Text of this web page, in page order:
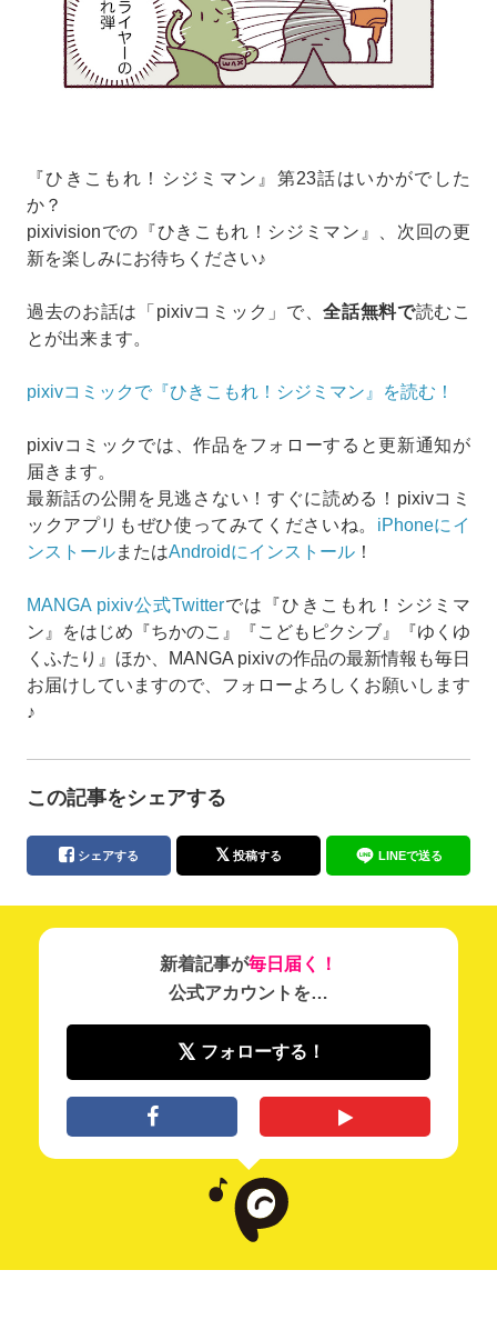
『ひきこもれ！シジミマン』第23話はいかがでした
か？
pixivisionでの『ひきこもれ！シジミマン』、次回の更
新を楽しみにお待ちください♪
過去のお話は「pixivコミック」で、全話無料で読むこ
とが出来ます。
pixivコミックで『ひきこもれ！シジミマン』を読む！
pixivコミックでは、作品をフォローすると更新通知が
届きます。
最新話の公開を見逃さない！すぐに読める！pixivコミ
ックアプリもぜひ使ってみてくださいね。 iPhoneにイ
ンストールまたはAndroidにインストール ！
MANGA pixiv公式Twitterでは『ひきこもれ！シジミマ
ン』をはじめ『ちかのこ』『こどもピクシブ』『ゆくゆ
くふたり』ほか、MANGA pixivの作品の最新情報も毎日
お届けしていますので、フォローよろしくお願いします
♪
この記事をシェアする
シェアする 投稿する LINEで送る
新着記事が毎日届く！
公式アカウントを…
フォローする！